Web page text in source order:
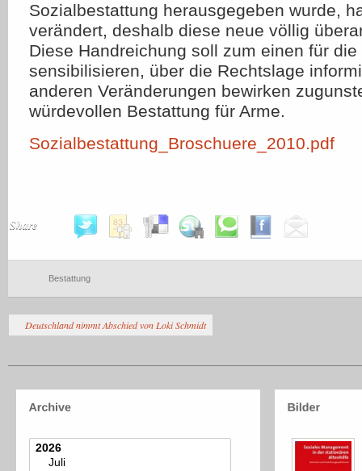
Sozialbestattung herausgegeben wurde,
verändert, deshalb diese neue völlig
Diese Handreichung soll zum einen für die
sensibilisieren, über die Rechtslage
anderen Veränderungen bewirken
würdevollen Bestattung für Arme.
Sozialbestattung_Broschuere_2010.pdf
Share
Bestattung
Deutschland nimmt Abschied von Loki Schmidt